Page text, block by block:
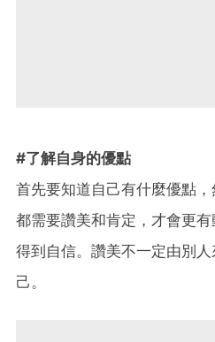
#了解自身的優點
首先要知道自己有什麼優點
都需要讚美和肯定，才會更
得到自信。讚美不一定由別
己。